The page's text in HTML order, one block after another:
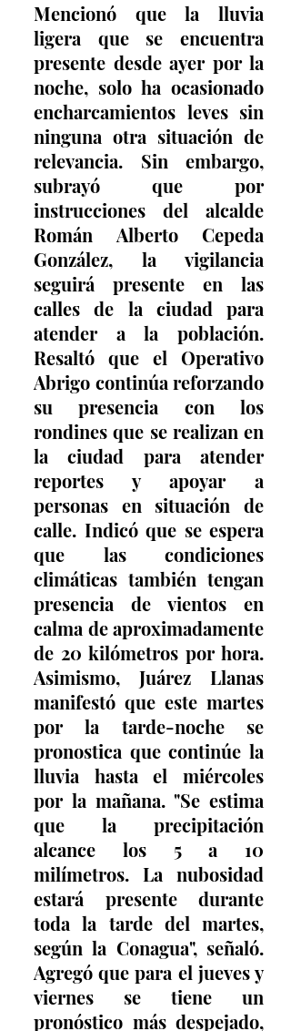
Mencionó que la lluvia
ligera que se encuentra
presente desde ayer por la
noche, solo ha ocasionado
encharcamientos leves sin
ninguna otra situación de
relevancia. Sin embargo,
subrayó que por
instrucciones del alcalde
Román Alberto Cepeda
González, la vigilancia
seguirá presente en las
calles de la ciudad para
atender a la población.
Resaltó que el Operativo
Abrigo continúa reforzando
su presencia con los
rondines que se realizan en
la ciudad para atender
reportes y apoyar a
personas en situación de
calle. Indicó que se espera
que las condiciones
climáticas también tengan
presencia de vientos en
calma de aproximadamente
de 20 kilómetros por hora.
Asimismo, Juárez Llanas
manifestó que este martes
por la tarde-noche se
pronostica que continúe la
lluvia hasta el miércoles
por la mañana. "Se estima
que la precipitación
alcance los 5 a 10
milímetros. La nubosidad
estará presente durante
toda la tarde del martes,
según la Conagua", señaló.
Agregó que para el jueves y
viernes se tiene un
pronóstico más despejado,